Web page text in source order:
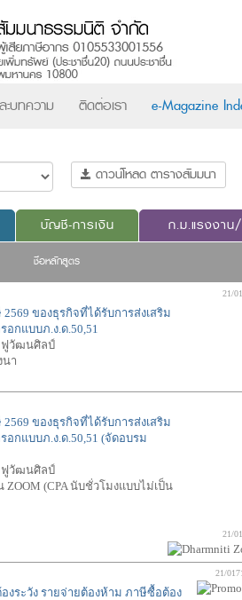
ะบทความ ติดต่อเรา e-Magazine
ดาวน์โหลด ตารางสัมมนา
บัญชี-การเงิน ก.ม.แรงงาน
ชื่อหลักสูตร
ของธุรกิจที่ได้รับการส่งเสริม
อกแบบภ.ง.ด.50,51
ฟูวัฒนศิลป์
นา
21/
ของธุรกิจที่ได้รับการส่งเสริม
อกแบบภ.ง.ด.50,51 (จัดอบรม
ฟูวัฒนศิลป์
(CPA นับชั่วโมงแบบไม่เป็น
21/
งระวัง รายจ่ายต้องห้าม ภาษีซื้อต้อง
21/